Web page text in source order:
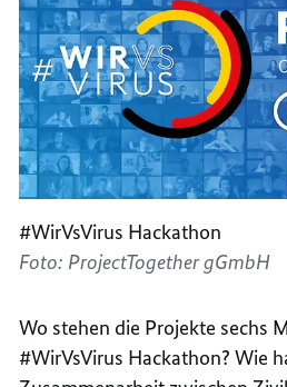
#WirVsVirus Hackathon
Foto: ProjectTogether gGmbH
Wo stehen die Projekte sechs
#WirVsVirus Hackathon? Wie